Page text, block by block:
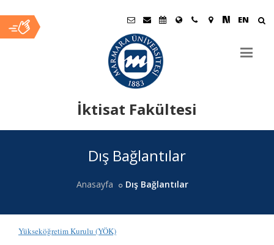
EN
İktisat Fakültesi
Dış Bağlantılar
Anasayfa Dış Bağlantılar
Yükseköğretim Kurulu (YÖK)